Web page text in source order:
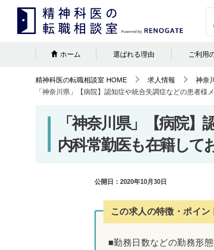
ホーム 選ばれる理由 ご利用
精神科医の転職相談室 HOME 求人情報
神奈川
「神奈川県」【病院】認知症や統合失調症などの患者
「神奈川県」【病院
内科常勤医も在籍し
公開日： 2020年10月30日
この求人の特徴・ポイン
■勤務日数などの勤務形